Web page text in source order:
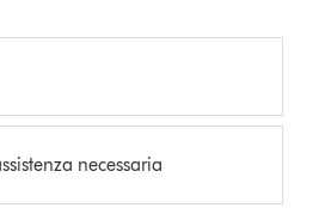
necessaria